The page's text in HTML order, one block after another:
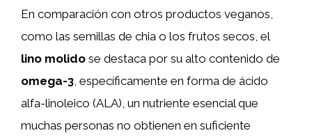
En comparación con otros productos veganos,
como las semillas de chia o los frutos secos, el
lino molido se destaca por su alto contenido de
omega-3, específicamente en forma de ácido
alfa-linoleico (ALA), un nutriente esencial que
muchas personas no obtienen en suficiente